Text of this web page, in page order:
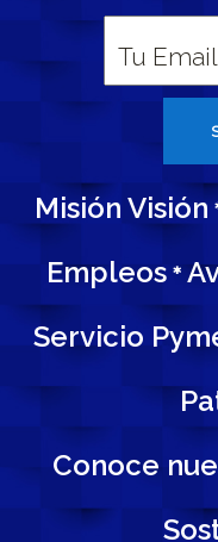
Misión Visión
Empleos *
Servicio
Conoce